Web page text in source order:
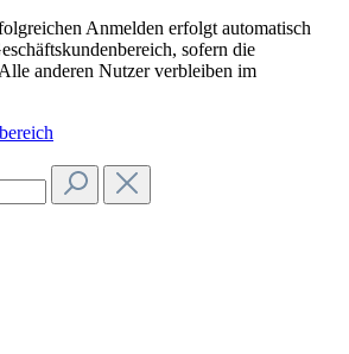
Anmelden erfolgt automatisch
sofern die
anderen Nutzer verbleiben im